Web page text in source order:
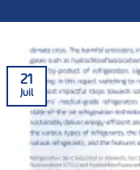
21
Juil